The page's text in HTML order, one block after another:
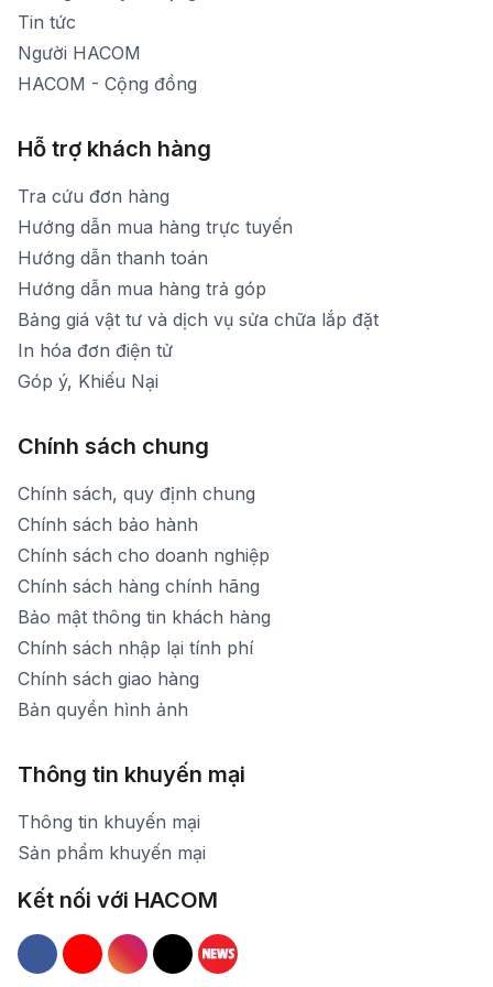
Tin tức
Người HACOM
HACOM - Cộng đồng
Hỗ trợ khách hàng
Tra cứu đơn hàng
Hướng dẫn mua hàng trực tuyến
Hướng dẫn thanh toán
Hướng dẫn mua hàng trả góp
Bảng giá vật tư và dịch vụ sửa chữa lắp đặt
In hóa đơn điện tử
Góp ý, Khiếu Nại
Chính sách chung
Chính sách, quy định chung
Chính sách bảo hành
Chính sách cho doanh nghiệp
Chính sách hàng chính hãng
Bảo mật thông tin khách hàng
Chính sách nhập lại tính phí
Chính sách giao hàng
Bản quyền hình ảnh
Thông tin khuyến mại
Thông tin khuyến mại
Sản phẩm khuyến mại
Kết nối với HACOM
Hacom Facebook
Hacom YouTube
Hacom Instagram
Hacom TikTok